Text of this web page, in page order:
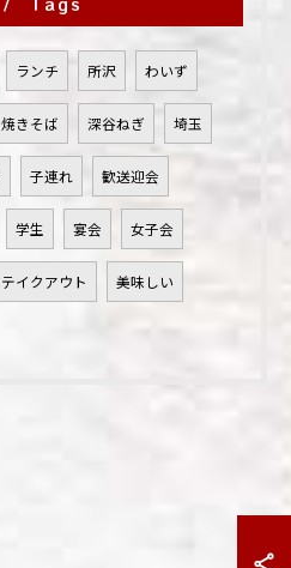
ランチ 所沢 わいず
焼きそば 深谷ねぎ 埼玉
子連れ 歓送迎会
学生 宴会 女子会
テイクアウト 美味しい